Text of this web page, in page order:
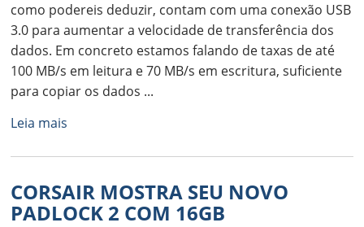
como podereis deduzir, contam com uma conexão USB
3.0 para aumentar a velocidade de transferência dos
dados. Em concreto estamos falando de taxas de até
100 MB/s em leitura e 70 MB/s em escritura, suficiente
para copiar os dados ...
Leia mais
CORSAIR MOSTRA SEU NOVO
PADLOCK 2 COM 16GB